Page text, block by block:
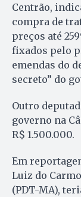
Centrão,
compra de
preços até
fixados pelo
emendas do
secreto” do
Outro
governo na
R$ 1.500.000.
Em
Luiz do
(PDT-MA),